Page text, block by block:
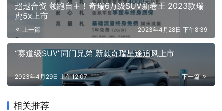
超越合资 领跑自主！奇瑞6万级SUV新卷王 2023款瑞
虎5x上市
上一篇 2023年4月28日 下午8:39
“赛道级SUV”同门兄弟 新款奇瑞星途追风上市
下一篇
2023年4月29日 上午12:07
相关推荐